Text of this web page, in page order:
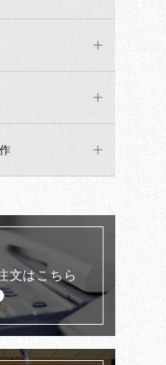
文はこちら